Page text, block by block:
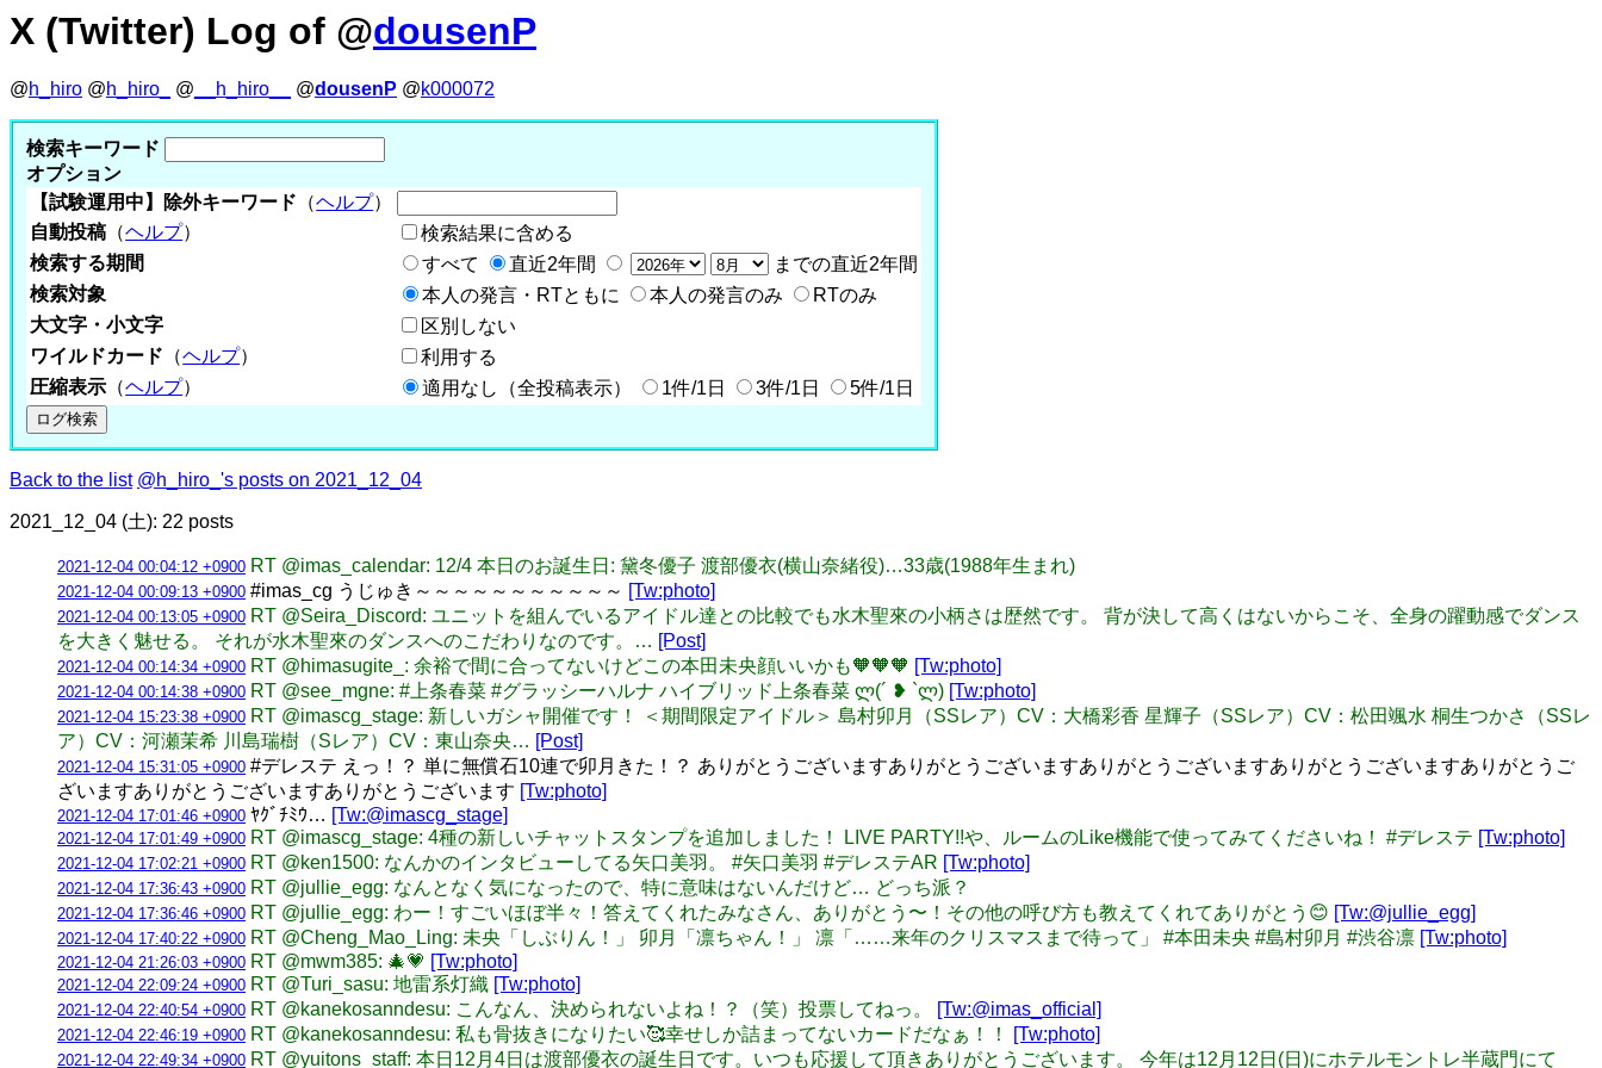
X (Twitter) Log of @dousenP
@h_hiro @h_hiro_ @ __h_hiro__ @dousenP @k000072
検索キーワード
オプション
【試験運用中】除外キーワード （ヘルプ）
自動投稿 （ヘルプ）
検索結果に含める
検索する期間
すべて 直近2年間
までの直近2年間
検索対象
本人の発言・RTともに 本人の発言のみ
RTのみ
大文字・小文字
区別しない
ワイルドカード （ヘルプ）
利用する
圧縮表示 （ヘルプ） 適用なし（全投稿表示） 1件/1日 3件/1日 5件/1日
Back to the list @h_hiro_'s posts on 2021_12_04
2021_12_04 (土): 22 posts
2021-12-04 00:04:12 +0900 RT @imas_calendar: 12/4 本日のお誕生日: 黛冬優子 渡部優衣(横山奈緒役)…33歳(1988年生まれ)
2021-12-04 00:09:13 +0900 #imas_cg うじゅき～～～～～～～～～～～ [Tw:photo]
2021-12-04 00:13:05 +0900 RT @Seira_Discord: ユニットを組んでいるアイドル達との比較でも水木聖來の小柄さは歴然です。 背が決して高くはないからこそ、全身の躍動感でダンス
を大きく魅せる。 それが水木聖來のダンスへのこだわりなのです。… [Post]
2021-12-04 00:14:34 +0900 RT @himasugite_: 余裕で間に合ってないけどこの本田未央顔いいかも🧡🧡🧡 [Tw:photo]
2021-12-04 00:14:38 +0900 RT @see_mgne: #上条春菜 #グラッシーハルナ ハイブリッド上条春菜 ლ(´ ❥ `ლ) [Tw:photo]
2021-12-04 15:23:38 +0900 RT @imascg_stage: 新しいガシャ開催です！ ＜期間限定アイドル＞ 島村卯月（SSレア）CV：大橋彩香 星輝子（SSレア）CV：松田颯水 桐生つかさ（SSレ
ア）CV：河瀬茉希 川島瑞樹（Sレア）CV：東山奈央… [Post]
2021-12-04 15:31:05 +0900 #デレステ えっ！？ 単に無償石10連で卯月きた！？ ありがとうございますありがとうございますありがとうございますありがとうございますありがとうご
ざいますありがとうございますありがとうございます [Tw:photo]
2021-12-04 17:01:46 +0900 ﾔｸﾞﾁﾐｳ… [Tw:@imascg_stage]
2021-12-04 17:01:49 +0900 RT @imascg_stage: 4種の新しいチャットスタンプを追加しました！ LIVE PARTY!!や、ルームのLike機能で使ってみてくださいね！ #デレステ [Tw:photo]
2021-12-04 17:02:21 +0900 RT @ken1500: なんかのインタビューしてる矢口美羽。 #矢口美羽 #デレステAR [Tw:photo]
2021-12-04 17:36:43 +0900 RT @jullie_egg: なんとなく気になったので、特に意味はないんだけど… どっち派？
2021-12-04 17:36:46 +0900 RT @jullie_egg: わー！すごいほぼ半々！答えてくれたみなさん、ありがとう〜！その他の呼び方も教えてくれてありがとう😊 [Tw:@jullie_egg]
2021-12-04 17:40:22 +0900 RT @Cheng_Mao_Ling: 未央「しぶりん！」 卯月「凛ちゃん！」 凛「……来年のクリスマスまで待って」 #本田未央 #島村卯月 #渋谷凛 [Tw:photo]
2021-12-04 21:26:03 +0900 RT @mwm385: 🎄💗 [Tw:photo]
2021-12-04 22:09:24 +0900 RT @Turi_sasu: 地雷系灯織 [Tw:photo]
2021-12-04 22:40:54 +0900 RT @kanekosanndesu: こんなん、決められないよね！？（笑）投票してねっ。 [Tw:@imas_official]
2021-12-04 22:46:19 +0900 RT @kanekosanndesu: 私も骨抜きになりたい🥰幸せしか詰まってないカードだなぁ！！ [Tw:photo]
2021-12-04 22:49:34 +0900 RT @yuitons_staff: 本日12月4日は渡部優衣の誕生日です。いつも応援して頂きありがとうございます。 今年は12月12日(日)にホテルモントレ半蔵門にて